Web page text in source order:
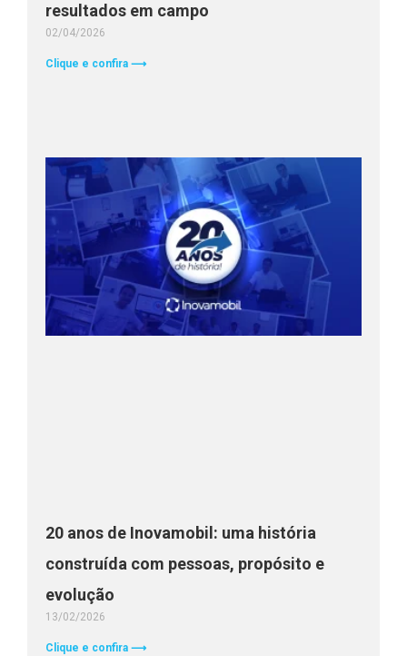
resultados em campo
02/04/2026
Clique e confira ⟶
20 anos de Inovamobil: uma história
construída com pessoas, propósito e
evolução
13/02/2026
Clique e confira ⟶